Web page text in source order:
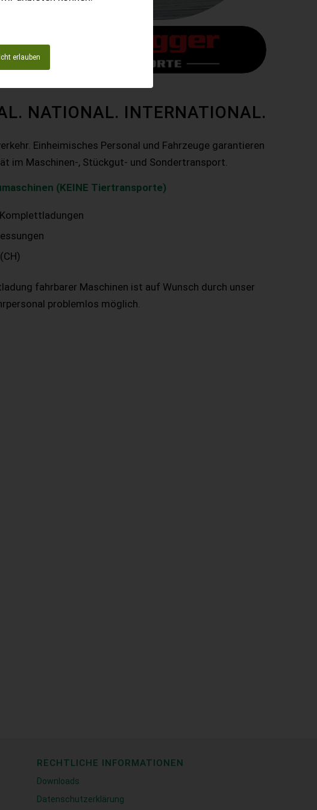
erlauben
NATIONAL. INTERNATIONAL.
Einheimisches Personal und Fahrzeuge garantieren
im Maschinen-, Stückgut- und Sondertransport.
(KEINE Tiertransporte)
fahrbarer Maschinen ist auf Wunsch durch unser
problemlos möglich.
RECHTLICHE INFORMATIONEN
Downloads
Datenschutzerklärung